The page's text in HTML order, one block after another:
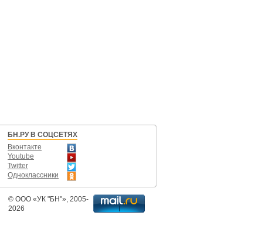
БН.РУ В СОЦСЕТЯХ
Вконтакте
Youtube
Twitter
Одноклассники
© ООО «УК "БН"», 2005-
2026